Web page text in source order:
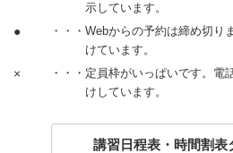
示しています。
●
・・・Webからの予約は締め切り
けています。
×
・・・定員枠がいっぱいです。電
けしています。
講習日程表・時間割表